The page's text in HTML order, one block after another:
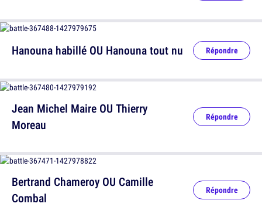
Jean Michel Maire OU Thierry
Moreau
Répondre
Hanouna habillé OU Hanouna tout nu Répondre
Bertrand Chameroy OU Camille
Combal
Répondre